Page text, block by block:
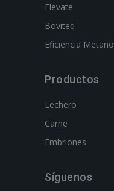
Elevate
Boviteq
Eficiencia Metano
Productos
Lechero
Carne
Embriones
Síguenos